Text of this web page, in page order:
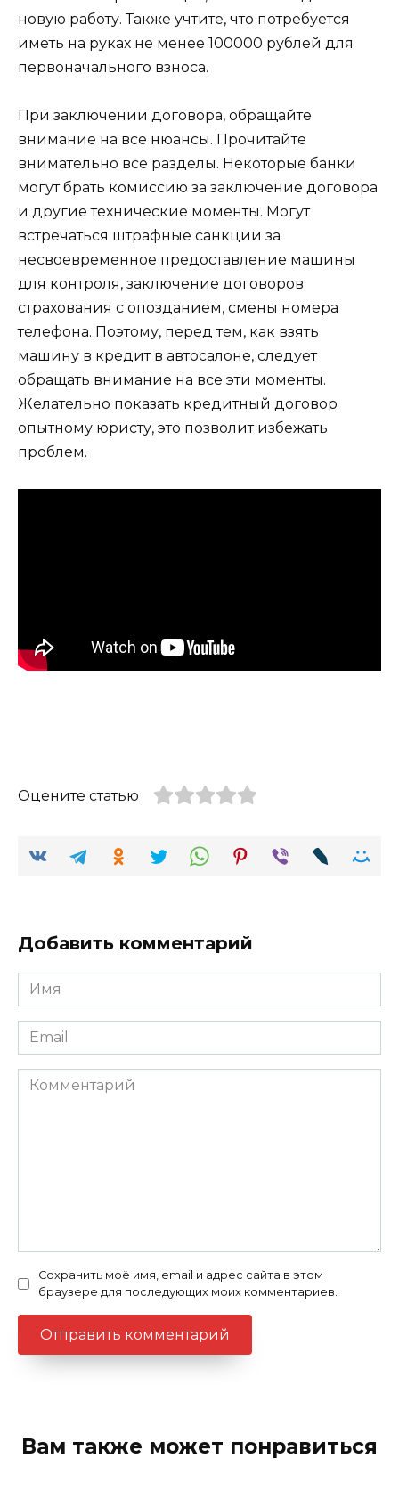
новую работу. Также учтите, что потребуется
иметь на руках не менее 100000 рублей для
первоначального взноса.
При заключении договора, обращайте
внимание на все нюансы. Прочитайте
внимательно все разделы. Некоторые банки
могут брать комиссию за заключение договора
и другие технические моменты. Могут
встречаться штрафные санкции за
несвоевременное предоставление машины
для контроля, заключение договоров
страхования с опозданием, смены номера
телефона. Поэтому, перед тем, как взять
машину в кредит в автосалоне, следует
обращать внимание на все эти моменты.
Желательно показать кредитный договор
опытному юристу, это позволит избежать
проблем.
Оцените статью
Добавить комментарий
Имя
Email
Комментарий
Сохранить моё имя, email и адрес сайта в этом
браузере для последующих моих комментариев.
Вам также может понравиться